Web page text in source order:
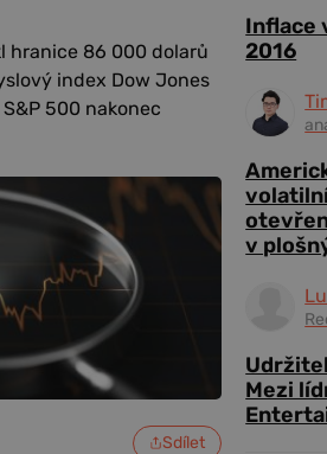
hranice 86 000 dolarů
index Dow Jones
500 nakonec
Sdílet
Inflace
2016
v
Mezi